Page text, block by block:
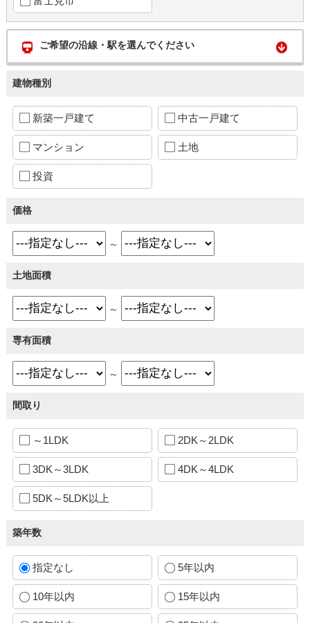
ご希望の沿線・駅を選んでください
建物種別
新築一戸建て 中古一戸建て
マンション 土地
投資
価格
～
土地面積
～
専有面積
～
間取り
～1LDK 2DK～2LDK
3DK～3LDK 4DK～4LDK
5DK～5LDK以上
築年数
指定なし 5年以内
10年以内 15年以内